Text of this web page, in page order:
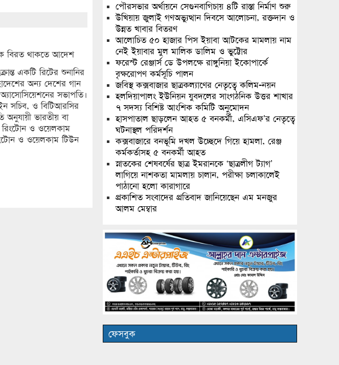
বিরত থাকতে আদেশ
একটি রিটের শুনানির
অন্য দেশের গান
সভাপতি।
সচিব, ও বিটিআরসির
অনুযায়ী ভারতীয় বা
ও ওয়েলকাম
ও ওয়েলকাম টিউন
পৌরসভার অর্থায়নে সেগুনবাগিচায় ৪টি রাস্তা নির্মাণ শুরু
উখিয়ায় জুলাই গণঅভ্যুত্থান দিবসে আলোচনা, রক্তদান ও
উন্নত খাবার বিতরণ
আলোচিত ৫০ হাজার পিস ইয়াবা আটকের মামলায় নাম
নেই ইয়াবার মুল মালিক ডালিম ও ভুট্টোর
ফরেস্ট রেঞ্জার্স ডে উপলক্ষে রাঙ্গুনিয়া ইকোপার্কে
বৃক্ষরোপণ কর্মসূচি পালন
জবিস্থ কক্সবাজার ছাত্রকল্যাণের নেতৃত্বে কলিম-নয়ন
হলদিয়াপালং ইউনিয়ন যুবদলের সাংগঠনিক উত্তর শাখার
৭ সদস্য বিশিষ্ট আংশিক কমিটি অনুমোদন
হাসপাতাল ছাড়লেন আহত ৫ বনকর্মী, এসিএফ’র নেতৃত্বে
ঘটনাস্থল পরিদর্শন
কক্সবাজারে বনভূমি দখল উচ্ছেদে গিয়ে হামলা, রেঞ্জ
কর্মকর্তাসহ ৫ বনকর্মী আহত
স্নাতকের শেষবর্ষের ছাত্র ইমরানকে ‘ছাত্রলীগ ট্যাগ’
লাগিয়ে নাশকতা মামলায় চালান, পরীক্ষা চলাকালেই
পাঠানো হলো কারাগারে
প্রকাশিত সংবাদের প্রতিবাদ জানিয়েছেন এম মনজুর
আলম মেম্বার
ফেসবুক